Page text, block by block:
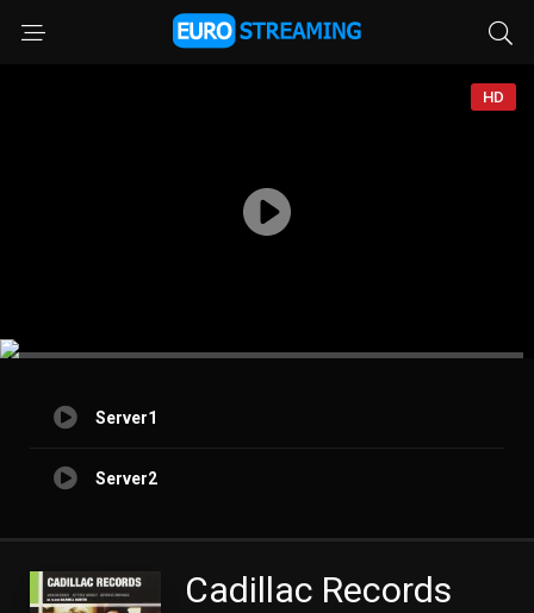
HD
Server1
Server2
Cadillac Records